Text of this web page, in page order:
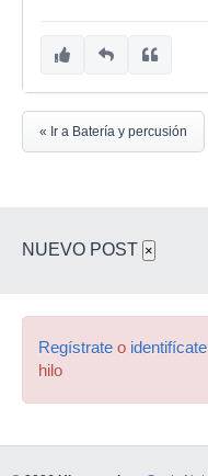
« Ir a Batería y percusión
NUEVO POST ×
Regístrate o identifícate
hilo